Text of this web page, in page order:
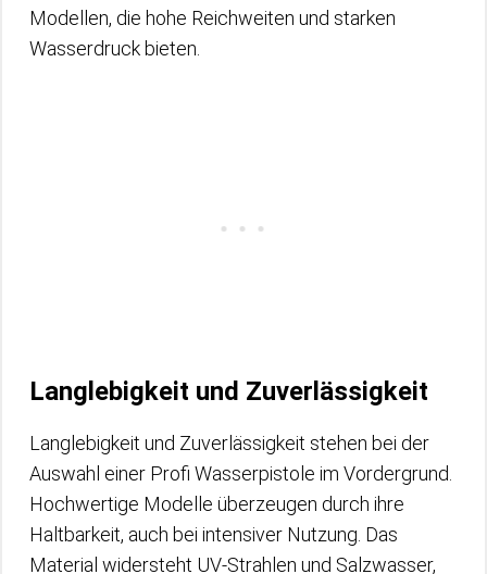
Modellen, die hohe Reichweiten und starken
Wasserdruck bieten.
Langlebigkeit und Zuverlässigkeit
Langlebigkeit und Zuverlässigkeit stehen bei der
Auswahl einer Profi Wasserpistole im Vordergrund.
Hochwertige Modelle überzeugen durch ihre
Haltbarkeit, auch bei intensiver Nutzung. Das
Material widersteht UV-Strahlen und Salzwasser,